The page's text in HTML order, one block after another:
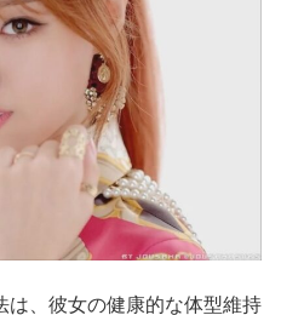
は、彼女の健康的な体型維持